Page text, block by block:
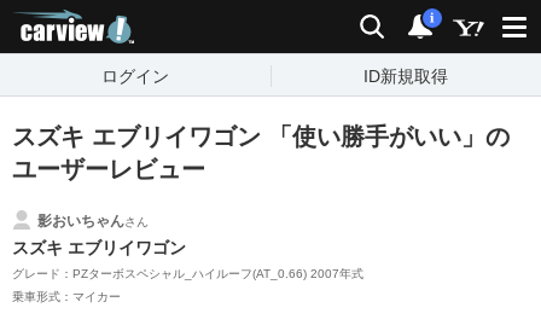
検索 通知
i
ログイン ID新規取得
スズキ エブリイワゴン 「使い勝手がいい」の
ユーザーレビュー
影おいちゃんさん
スズキ エブリイワゴン
グレード：PZターボスペシャル_ハイルーフ(AT_0.66) 2007年式
乗車形式：マイカー